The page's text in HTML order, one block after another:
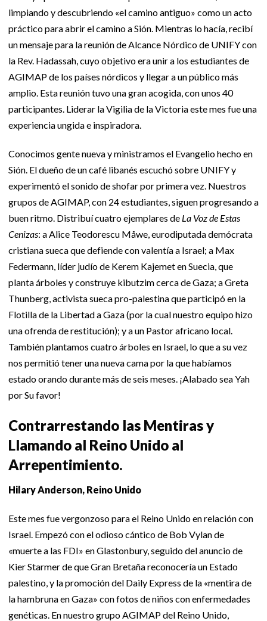
limpiando y descubriendo «el camino antiguo» como un acto
práctico para abrir el camino a Sión. Mientras lo hacía, recibí
un mensaje para la reunión de Alcance Nórdico de UNIFY con
la Rev. Hadassah, cuyo objetivo era unir a los estudiantes de
AGIMAP de los países nórdicos y llegar a un público más
amplio. Esta reunión tuvo una gran acogida, con unos 40
participantes. Liderar la Vigilia de la Victoria este mes fue una
experiencia ungida e inspiradora.
Conocimos gente nueva y ministramos el Evangelio hecho en
Sión. El dueño de un café libanés escuchó sobre UNIFY y
experimentó el sonido de shofar por primera vez. Nuestros
grupos de AGIMAP, con 24 estudiantes, siguen progresando a
buen ritmo. Distribuí cuatro ejemplares de La Voz de Estas
Cenizas: a Alice Teodorescu Måwe, eurodiputada demócrata
cristiana sueca que defiende con valentía a Israel; a Max
Federmann, líder judío de Kerem Kajemet en Suecia, que
planta árboles y construye kibutzim cerca de Gaza; a Greta
Thunberg, activista sueca pro-palestina que participó en la
Flotilla de la Libertad a Gaza (por la cual nuestro equipo hizo
una ofrenda de restitución); y a un Pastor africano local.
También plantamos cuatro árboles en Israel, lo que a su vez
nos permitió tener una nueva cama por la que habíamos
estado orando durante más de seis meses. ¡Alabado sea Yah
por Su favor!
Contrarrestando las Mentiras y
Llamando al Reino Unido al
Arrepentimiento.
Hilary Anderson, Reino Unido
Este mes fue vergonzoso para el Reino Unido en relación con
Israel. Empezó con el odioso cántico de Bob Vylan de
«muerte a las FDI» en Glastonbury, seguido del anuncio de
Kier Starmer de que Gran Bretaña reconocería un Estado
palestino, y la promoción del Daily Express de la «mentira de
la hambruna en Gaza» con fotos de niños con enfermedades
genéticas. En nuestro grupo AGIMAP del Reino Unido,